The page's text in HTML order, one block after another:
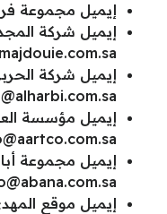
إيميل مجموعة
إيميل شركة
إيميل شركة
إيميل مؤسسة
إيميل مجموعة
إيميل موقع